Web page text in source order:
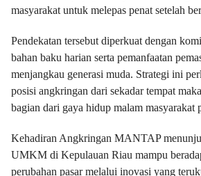
masyarakat untuk melepas penat setelah
Pendekatan tersebut diperkuat dengan
bahan baku harian serta pemanfaatan
menjangkau generasi muda. Strategi ini
posisi angkringan dari sekadar tempat
bagian dari gaya hidup malam masyarakat
Kehadiran Angkringan MANTAP
UMKM di Kepulauan Riau mampu
perubahan pasar melalui inovasi yang